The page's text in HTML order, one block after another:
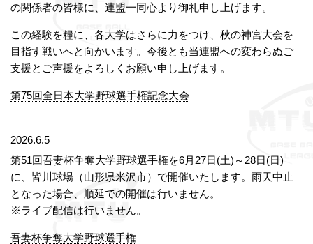
の関係者の皆様に、連盟一同心より御礼申し上げます。
この経験を糧に、各大学はさらに力をつけ、秋の神宮大会を
目指す戦いへと向かいます。今後とも当連盟への変わらぬご
支援とご声援をよろしくお願い申し上げます。
第75回全日本大学野球選手権記念大会
2026.6.5
第51回吾妻杯争奪大学野球選手権を6月27日(土)～28日(日)
に、皆川球場（山形県米沢市）で開催いたします。雨天中止
となった場合、順延での開催は行いません。
※ライブ配信は行いません。
吾妻杯争奪大学野球選手権